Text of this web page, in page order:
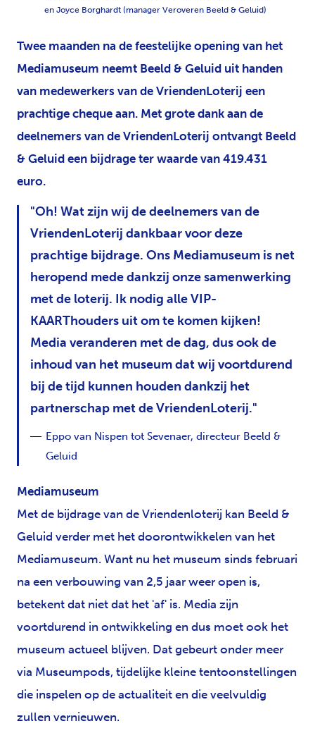
en Joyce Borghardt (manager Veroveren Beeld & Geluid)
Twee maanden na de feestelijke opening van het
Mediamuseum neemt Beeld & Geluid uit handen
van medewerkers van de VriendenLoterij een
prachtige cheque aan. Met grote dank aan de
deelnemers van de VriendenLoterij ontvangt Beeld
& Geluid een bijdrage ter waarde van 419.431
euro.
Oh! Wat zijn wij de deelnemers van de
VriendenLoterij dankbaar voor deze
prachtige bijdrage. Ons Mediamuseum is net
heropend mede dankzij onze samenwerking
met de loterij. Ik nodig alle VIP-
KAARThouders uit om te komen kijken!
Media veranderen met de dag, dus ook de
inhoud van het museum dat wij voortdurend
bij de tijd kunnen houden dankzij het
partnerschap met de VriendenLoterij.
Eppo van Nispen tot Sevenaer, directeur Beeld &
Geluid
Mediamuseum
Met de bijdrage van de Vriendenloterij kan Beeld &
Geluid verder met het doorontwikkelen van het
Mediamuseum. Want nu het museum sinds februari
na een verbouwing van 2,5 jaar weer open is,
betekent dat niet dat het 'af' is. Media zijn
voortdurend in ontwikkeling en dus moet ook het
museum actueel blijven. Dat gebeurt onder meer
via Museumpods, tijdelijke kleine tentoonstellingen
die inspelen op de actualiteit en die veelvuldig
zullen vernieuwen.